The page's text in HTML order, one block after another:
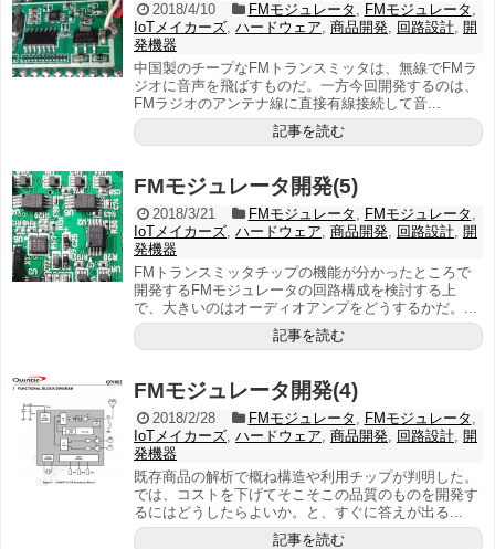
2018/4/10 FMモジュレータ , FMモジュレータ ,
IoTメイカーズ, ハードウェア, 商品開発, 回路設計, 開
発機器
中国製のチープなFMトランスミッタは、無線でFMラ
ジオに音声を飛ばすものだ。一方今回開発するのは、
FMラジオのアンテナ線に直接有線接続して音...
記事を読む
FMモジュレータ開発(5)
2018/3/21 FMモジュレータ , FMモジュレータ ,
IoTメイカーズ, ハードウェア, 商品開発, 回路設計, 開
発機器
FMトランスミッタチップの機能が分かったところで
開発するFMモジュレータの回路構成を検討する上
で、大きいのはオーディオアンプをどうするかだ。...
記事を読む
FMモジュレータ開発(4)
2018/2/28 FMモジュレータ , FMモジュレータ ,
IoTメイカーズ, ハードウェア, 商品開発, 回路設計, 開
発機器
既存商品の解析で概ね構造や利用チップが判明した。
では、コストを下げてそこそこの品質のものを開発す
るにはどうしたらよいか。と、すぐに答えが出る...
記事を読む